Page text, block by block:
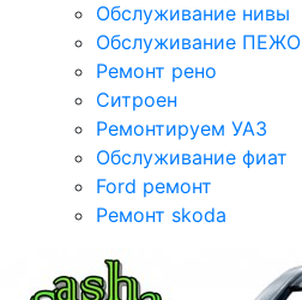
Обслуживание нивы
Обслуживание ПЕЖО
Ремонт рено
Ситроен
Ремонтируем УАЗ
Обслуживание фиат
Ford ремонт
Ремонт skoda